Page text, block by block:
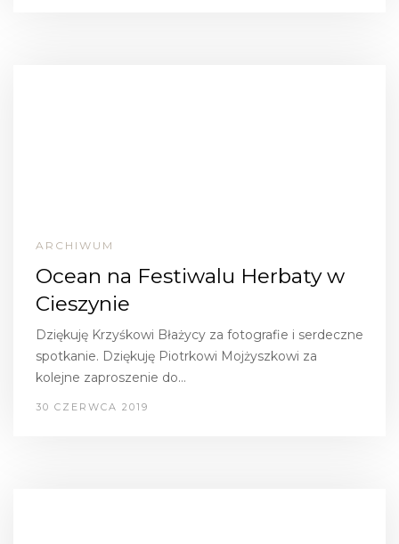
ARCHIWUM
Ocean na Festiwalu Herbaty w
Cieszynie
Dziękuję Krzyśkowi Błażycy za fotografie i serdeczne
spotkanie. Dziękuję Piotrkowi Mojżyszkowi za
kolejne zaproszenie do…
30 CZERWCA 2019